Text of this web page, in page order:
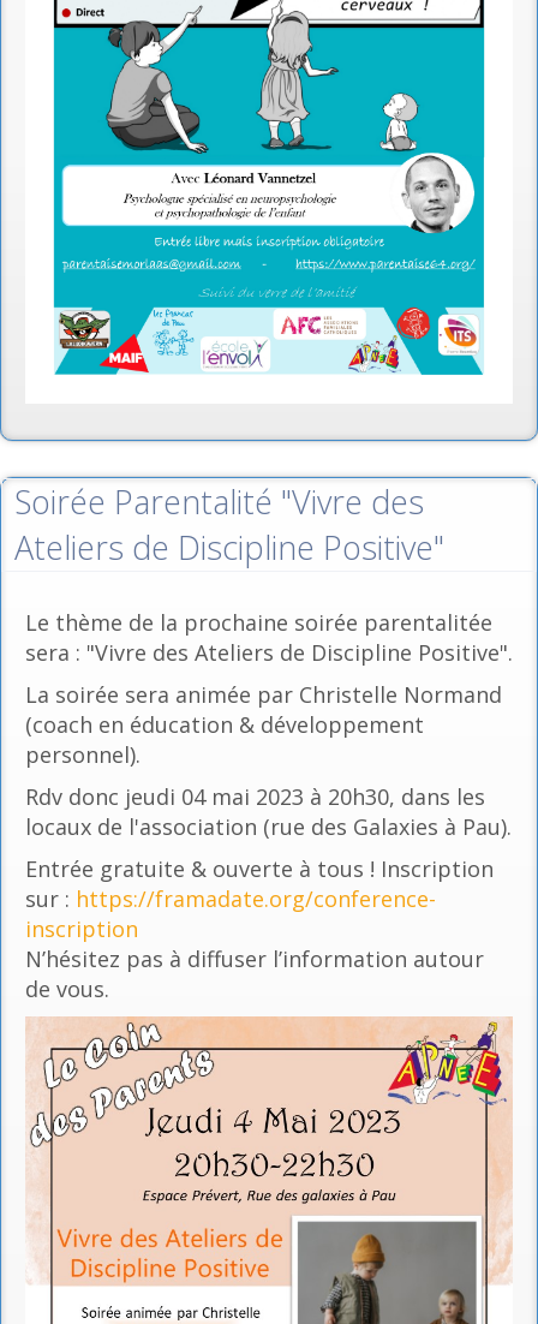
Soirée Parentalité "Vivre des
Ateliers de Discipline Positive"
Le thème de la prochaine soirée parentalitée
sera : "Vivre des Ateliers de Discipline Positive".
La soirée sera animée par Christelle Normand
(coach en éducation & développement
personnel).
Rdv donc jeudi 04 mai 2023 à 20h30, dans les
locaux de l'association (rue des Galaxies à Pau).
Entrée gratuite & ouverte à tous ! Inscription
sur : https://framadate.org/conference-
inscription
N’hésitez pas à diffuser l’information autour
de vous.